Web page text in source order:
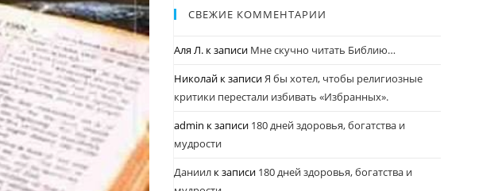
СВЕЖИЕ КОММЕНТАРИИ
Аля Л. к записи Мне скучно читать Библию…
Николай к записиЯ бы хотел, чтобы религиозные
критики перестали избивать «Избранных».
admin к записи 180 дней здоровья, богатства и
мудрости
Даниил к записи 180 дней здоровья, богатства и